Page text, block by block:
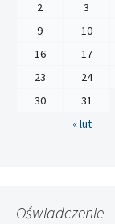
2
3
9
10
16
17
23
24
30
31
« lut
Oświadczenie